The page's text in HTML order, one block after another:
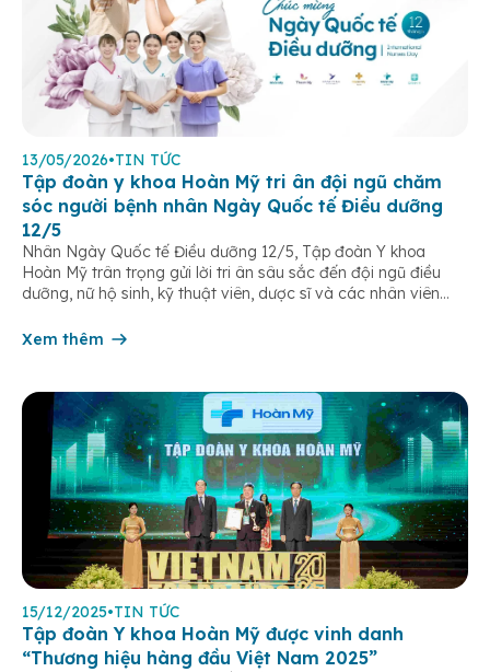
13/05/2026•TIN TỨC
Tập đoàn y khoa Hoàn Mỹ tri ân đội ngũ chăm
sóc người bệnh nhân Ngày Quốc tế Điều dưỡng
12/5
Nhân Ngày Quốc tế Điều dưỡng 12/5, Tập đoàn Y khoa
Hoàn Mỹ trân trọng gửi lời tri ân sâu sắc đến đội ngũ điều
dưỡng, nữ hộ sinh, kỹ thuật viên, dược sĩ và các nhân viên
âm thầm đồng hành trên […]
Xem thêm
15/12/2025•TIN TỨC
Tập đoàn Y khoa Hoàn Mỹ được vinh danh
“Thương hiệu hàng đầu Việt Nam 2025”